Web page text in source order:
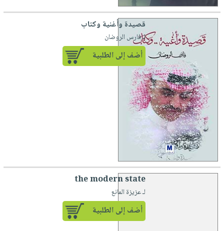
قصيدة وأغنية وكتاب
لـ فارس الروضان
أضف إلى الطلبية
the modern state
لـ عزيزة المانع
أضف إلى الطلبية